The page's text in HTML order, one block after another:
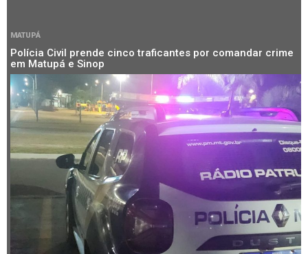
MATUPÁ
Polícia Civil prende cinco traficantes por comandar crime
em Matupá e Sinop